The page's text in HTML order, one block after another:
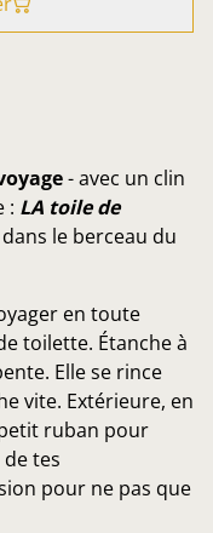
- avec un clin
: LA toile de
le berceau du
en toute
toilette. Étanche à
Elle se rince
vite. Extérieure, en
ruban pour
tes
pour ne pas que